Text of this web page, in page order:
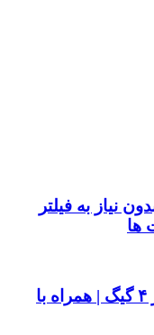
نیاز به فیلتر
ها
۱۰ بازی پیشنهادی برای رم زیر ۴ گیگ | همراه با